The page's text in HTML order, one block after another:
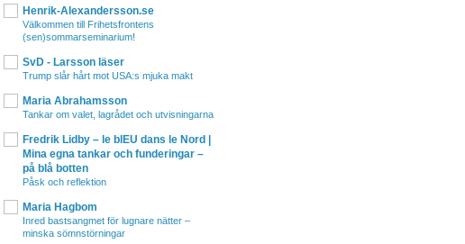
Henrik-Alexandersson.se
Välkommen till Frihetsfrontens
(sen)sommarseminarium!
SvD - Larsson läser
Trump slår hårt mot USA:s mjuka makt
Maria Abrahamsson
Tankar om valet, lagrådet och utvisningarna
Fredrik Lidby – le blEU dans le Nord |
Mina egna tankar och funderingar –
på blå botten
Påsk och reflektion
Maria Hagbom
Inred bastsangmet för lugnare nätter –
minska sömnstörningar